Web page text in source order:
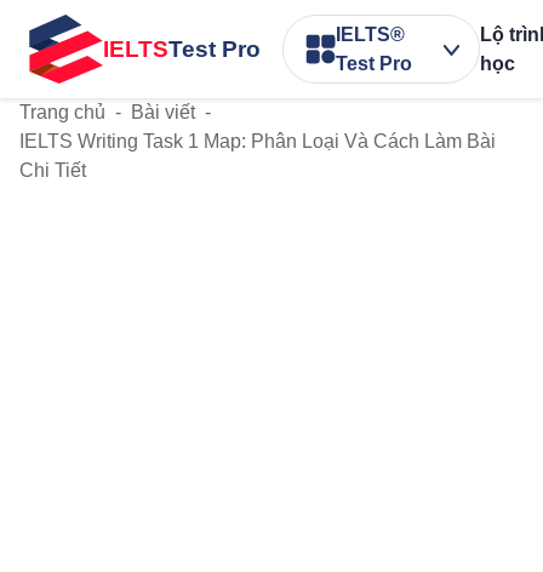
IELTSTest Pro
IELTS®
Test Pro
Lộ
học
Trang chủ - Bài viết -
IELTS Writing Task 1 Map: Phân Loại Và Cách Làm Bài
Chi Tiết